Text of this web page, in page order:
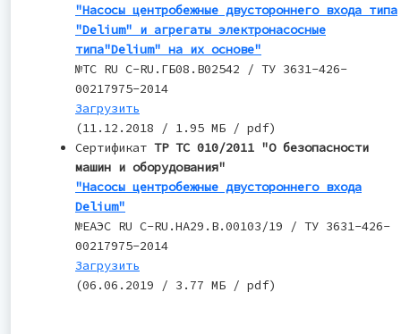
"Насосы центробежные двустороннего входа типа
"Delium" и агрегаты электронасосные
типа"Delium" на их основе"
№TC RU С-RU.ГБ08.В02542 / ТУ 3631-426-
00217975-2014
Загрузить
(11.12.2018 / 1.95 МБ / pdf)
Сертификат ТР ТС 010/2011 "О безопасности
машин и оборудования"
"Насосы центробежные двустороннего входа
Delium"
№ЕАЭС RU C-RU.НА29.В.00103/19 / ТУ 3631-426-
00217975-2014
Загрузить
(06.06.2019 / 3.77 МБ / pdf)